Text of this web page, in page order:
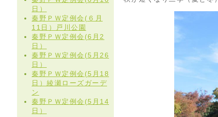
日）
秦野ＰＷ定例会(６月
11日）戸川公園
秦野ＰＷ定例会(6月2
日）
秦野ＰＷ定例会(5月26
日）
秦野ＰＷ定例会(5月18
日）綾瀬ローズガーデ
ン
秦野ＰＷ定例会(5月14
日）